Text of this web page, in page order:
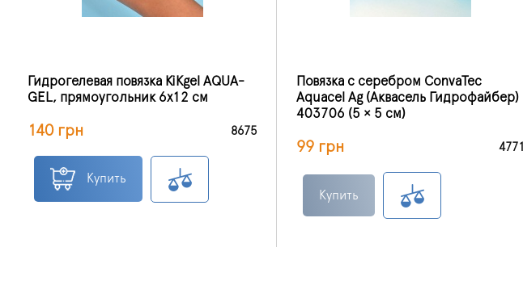
Гидрогелевая повязка KiKgеl AQUA-
GEL, прямоугольник 6х12 см
140 грн 8675
Купить
Повязка с серебром ConvaTec
Aquacel Ag (Аквасель Гидрофайбер)
403706 (5 × 5 см)
99 грн 4771
Купить